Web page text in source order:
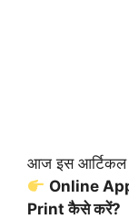
आज इस आर्टिकल
Online
Print कैसे करें?